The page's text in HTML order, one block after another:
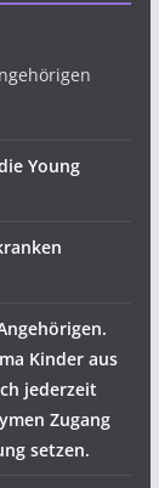
Young
Kinder aus
jederzeit
Zugang
setzen.